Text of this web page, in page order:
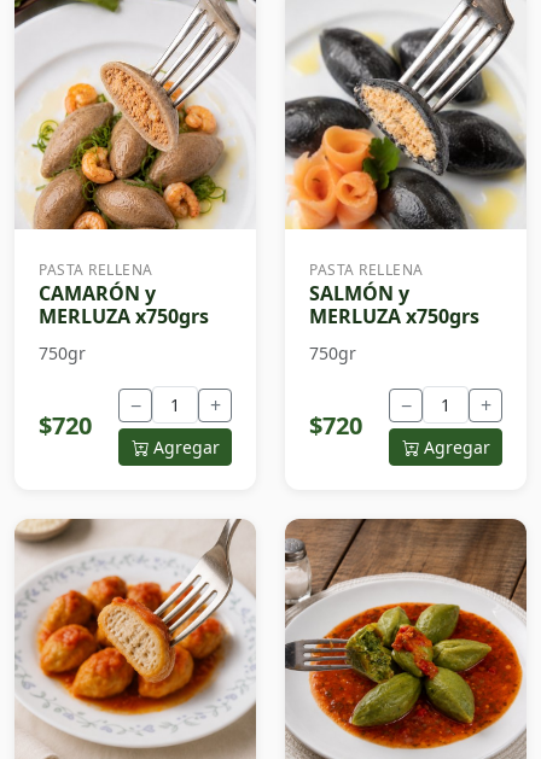
PASTA RELLENA
CAMARÓN y
MERLUZA x750grs
750gr
$720
− +
Agregar
PASTA RELLENA
SALMÓN y
MERLUZA x750grs
750gr
$720
− +
Agregar